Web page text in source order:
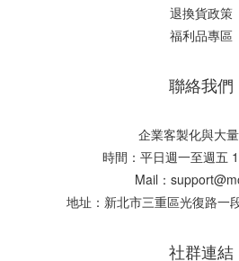
退換貨政策
福利品專區
聯絡我們
企業客製化與大
時間：平日週一至週五
Mail：
地址：新北市三重區光復路一
社群連結